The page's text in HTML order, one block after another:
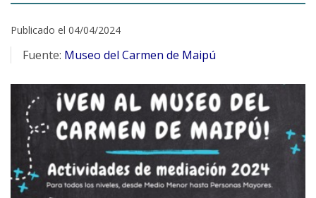
Publicado el 04/04/2024
Fuente: Museo del Carmen de Maipú